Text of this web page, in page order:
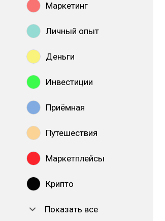
Маркетинг
Личный опыт
Деньги
Инвестиции
Приёмная
Путешествия
Маркетплейсы
Крипто
Показать все